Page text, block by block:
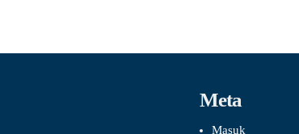
Meta
Masuk